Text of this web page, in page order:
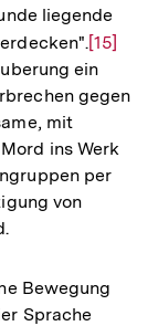
liegende
Zur
der
[15]
ein
gegen
mit
ins Werk
per
von
Bewegung
Sprache